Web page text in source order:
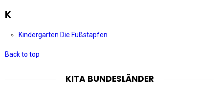
K
Kindergarten Die Fußstapfen
Back to top
KITA BUNDESLÄNDER